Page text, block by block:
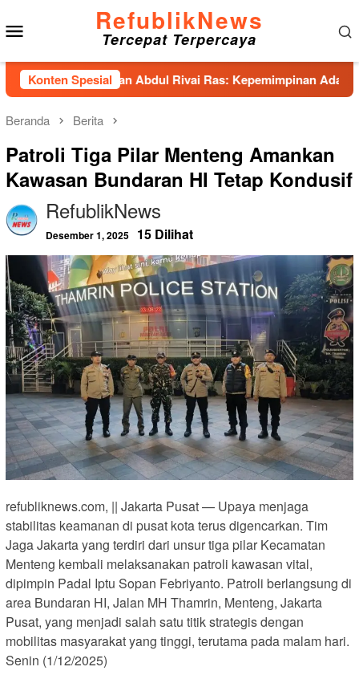
ke
konten
RefublikNews
Tercepat Terpercaya
Konten Spesial
Hadirkan Abdul Rivai Ras: Kepemimpinan Adalah Talenta
Beranda Berita
Patroli Tiga Pilar Menteng Amankan
Kawasan Bundaran HI Tetap Kondusif
RefublikNews
Desember 1, 2025 15 Dilihat
refubliknews.com, || Jakarta Pusat — Upaya menjaga
stabilitas keamanan di pusat kota terus digencarkan. Tim
Jaga Jakarta yang terdiri dari unsur tiga pilar Kecamatan
Menteng kembali melaksanakan patroli kawasan vital,
dipimpin Padal Iptu Sopan Febriyanto. Patroli berlangsung di
area Bundaran HI, Jalan MH Thamrin, Menteng, Jakarta
Pusat, yang menjadi salah satu titik strategis dengan
mobilitas masyarakat yang tinggi, terutama pada malam hari.
Senin (1/12/2025)